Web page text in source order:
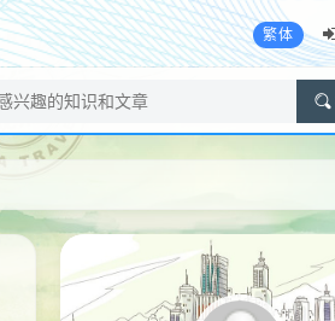
繁体